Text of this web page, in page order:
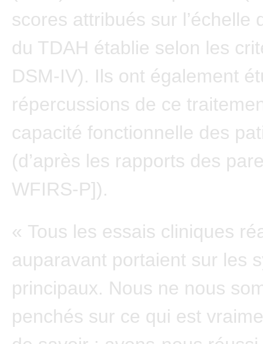
scores attribués sur l’échelle
du TDAH établie selon les
DSM-IV). Ils ont également
répercussions de ce
capacité fonctionnelle des
(d’après les rapports des
WFIRS-P]).
« Tous les essais cliniques
auparavant portaient sur les
principaux. Nous ne nous
penchés sur ce qui est